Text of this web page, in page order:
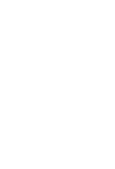
thiết bị tách
liên quan đến
trong điều